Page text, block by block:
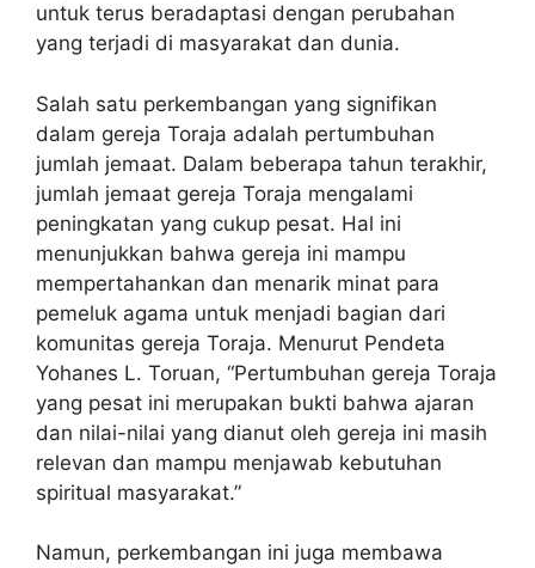
untuk terus beradaptasi dengan perubahan
yang terjadi di masyarakat dan dunia.
Salah satu perkembangan yang signifikan
dalam gereja Toraja adalah pertumbuhan
jumlah jemaat. Dalam beberapa tahun terakhir,
jumlah jemaat gereja Toraja mengalami
peningkatan yang cukup pesat. Hal ini
menunjukkan bahwa gereja ini mampu
mempertahankan dan menarik minat para
pemeluk agama untuk menjadi bagian dari
komunitas gereja Toraja. Menurut Pendeta
Yohanes L. Toruan, “Pertumbuhan gereja Toraja
yang pesat ini merupakan bukti bahwa ajaran
dan nilai-nilai yang dianut oleh gereja ini masih
relevan dan mampu menjawab kebutuhan
spiritual masyarakat.”
Namun, perkembangan ini juga membawa